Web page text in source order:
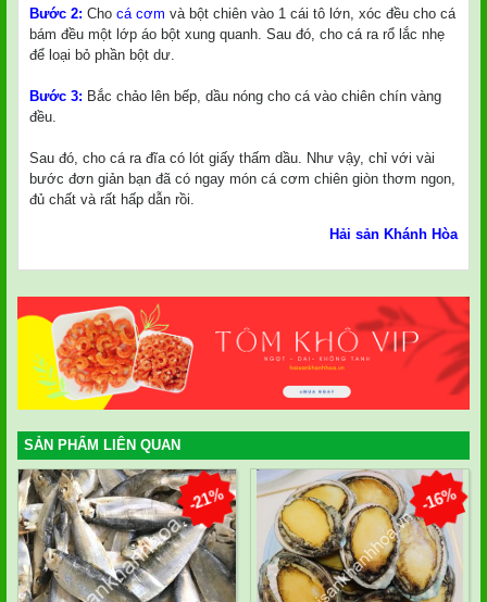
Bước 2: Cho cá cơm và bột chiên vào 1 cái tô lớn, xóc đều cho cá
bám đều một lớp áo bột xung quanh. Sau đó, cho cá ra rổ lắc nhẹ
để loại bỏ phần bột dư.
Bước 3: Bắc chảo lên bếp, dầu nóng cho cá vào chiên chín vàng
đều.
Sau đó, cho cá ra đĩa có lót giấy thấm dầu. Như vậy, chỉ với vài
bước đơn giản bạn đã có ngay món cá cơm chiên giòn thơm ngon,
đủ chất và rất hấp dẫn rồi.
Hải sản Khánh Hòa
SẢN PHẨM LIÊN QUAN
-21% -16%